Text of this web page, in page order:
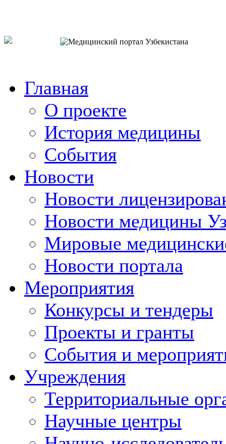
Главная
О проекте
История медицины
События
Новости
Новости
Новости медицины
Мировые
Новости портала
Мероприятия
Конкурсы и тендеры
Проекты и гранты
События и
Учреждения
Территориальные
Научные центры